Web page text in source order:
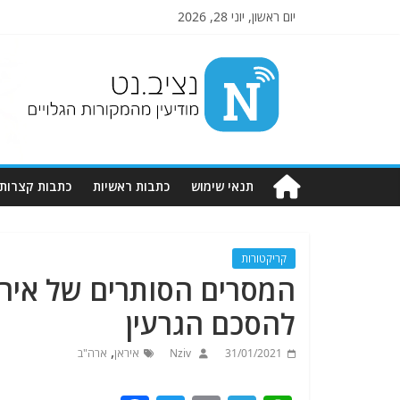
יום ראשון, יוני 28, 2026
Nziv.net
מודיעין
מהמקורות
תנאי שימוש כתבות ראשיות כתבות קצרות
קריקטורות
המסרים הסותרים של
להסכם הגרעין
31/01/2021
Nziv איראן, ארה"ב